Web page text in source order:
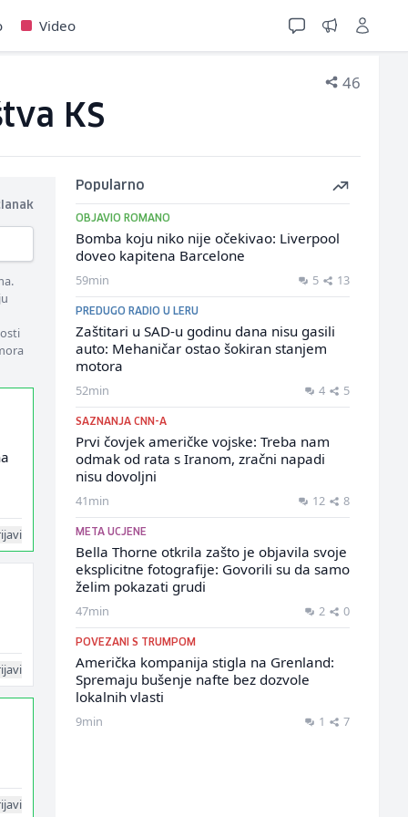
Video
46
KS
Popularno
OBJAVIO ROMANO
Bomba koju niko nije očekivao: Liverpool
doveo kapitena Barcelone
59min 5 13
PREDUGO RADIO U LERU
Zaštitari u SAD-u godinu dana nisu gasili
auto: Mehaničar ostao šokiran stanjem
motora
52min 4 5
SAZNANJA CNN-A
Prvi čovjek američke vojske: Treba nam
odmak od rata s Iranom, zračni napadi
nisu dovoljni
41min 12 8
META UCJENE
Bella Thorne otkrila zašto je objavila svoje
eksplicitne fotografije: Govorili su da samo
želim pokazati grudi
47min 2 0
POVEZANI S TRUMPOM
Američka kompanija stigla na Grenland:
Spremaju bušenje nafte bez dozvole
lokalnih vlasti
9min 1 7